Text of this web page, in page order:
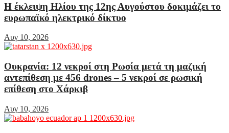
Η έκλειψη Ηλίου της 12ης Αυγούστου δοκιμάζει το
ευρωπαϊκό ηλεκτρικό δίκτυο
Αυγ 10, 2026
Ουκρανία: 12 νεκροί στη Ρωσία μετά τη μαζική
αντεπίθεση με 456 drones – 5 νεκροί σε ρωσική
επίθεση στο Χάρκιβ
Αυγ 10, 2026